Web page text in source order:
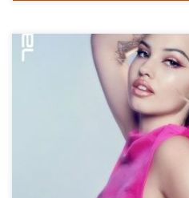
Twórczyni hitu "Don't Call me Up"
Zobaczcie, co Mabel